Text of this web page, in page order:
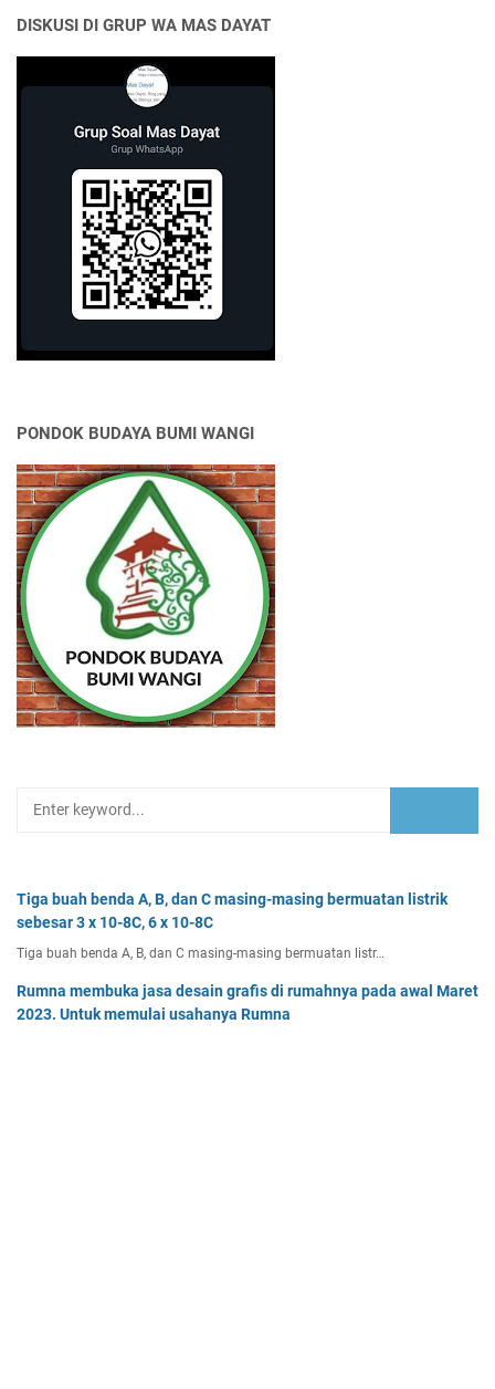
DISKUSI DI GRUP WA MAS DAYAT
PONDOK BUDAYA BUMI WANGI
Tiga buah benda A, B, dan C masing-masing bermuatan listrik
sebesar 3 x 10-8C, 6 x 10-8C
Tiga buah benda A, B, dan C masing-masing bermuatan listr…
Rumna membuka jasa desain grafis di rumahnya pada awal Maret
2023. Untuk memulai usahanya Rumna